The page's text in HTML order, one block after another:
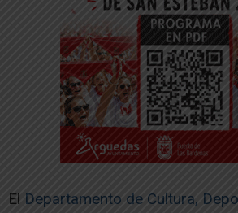
El Departamento de Cultura,